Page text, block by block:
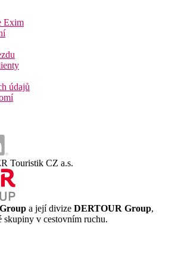
Exim
údajů
Touristik CZ a.s.
a její divize DERTOUR Group,
skupiny v cestovním ruchu.